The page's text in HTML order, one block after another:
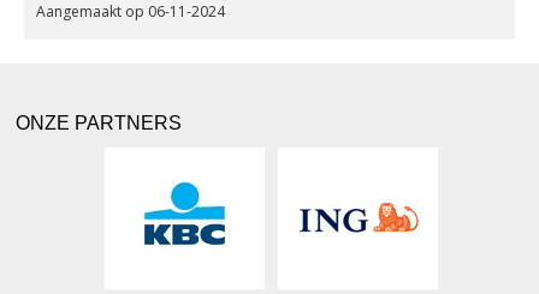
Aangemaakt op 06-11-2024
ONZE PARTNERS